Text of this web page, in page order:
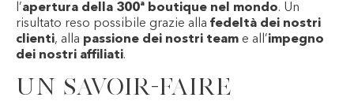
l’apertura della 300ª boutique nel mondo. Un
risultato reso possibile grazie alla fedeltà dei nostri
clienti, alla passione dei nostri team e all’impegno
dei nostri affiliati.
Un savoir-faire